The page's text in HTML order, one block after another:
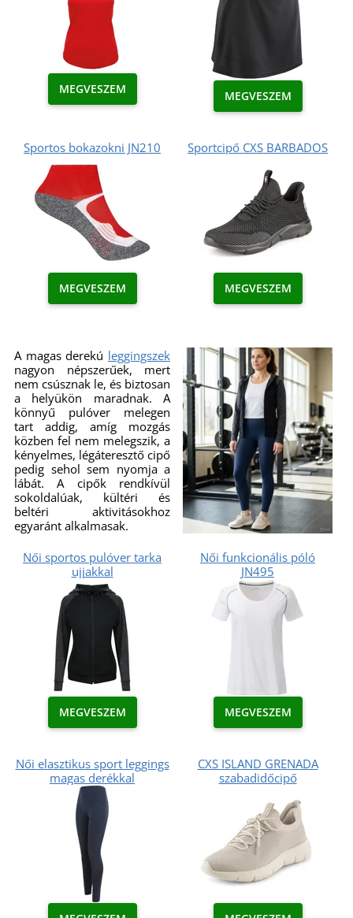
MEGVESZEM MEGVESZEM
Sportos bokazokni JN210
MEGVESZEM
Sportcipő CXS BARBADOS
MEGVESZEM
A magas derekú leggingszek
nagyon népszerűek, mert
nem csúsznak le, és biztosan
a helyükön maradnak. A
könnyű pulóver melegen
tart addig, amíg mozgás
közben fel nem melegszik, a
kényelmes, légáteresztő cipő
pedig sehol sem nyomja a
lábát. A cipők rendkívül
sokoldalúak, kültéri és
beltéri aktivitásokhoz
egyaránt alkalmasak.
Női sportos pulóver tarka
ujjakkal
MEGVESZEM
Női funkcionális póló
JN495
MEGVESZEM
Női elasztikus sport leggings
magas derékkal
CXS ISLAND GRENADA
szabadidőcipő